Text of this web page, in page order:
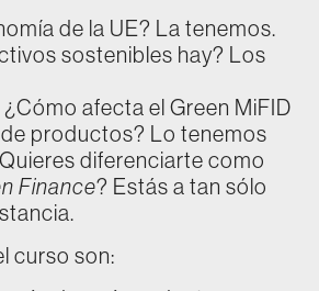
de la UE? La tenemos.
sostenibles hay? Los
afecta el Green MiFID
productos? Lo tenemos
diferenciarte como
Finance? Estás a tan sólo
curso son: